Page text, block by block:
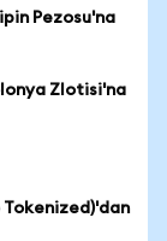
Pezosu'na
Zlotisi'na
Tokenized)'dan